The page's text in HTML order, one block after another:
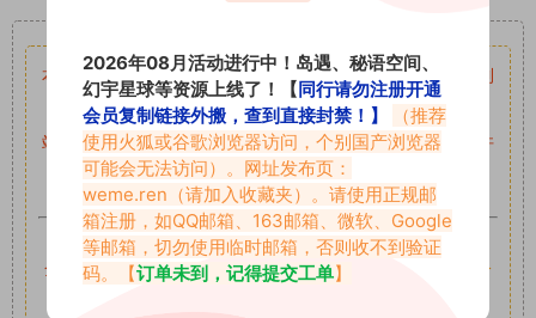
本站资源均来自网络分享，如有侵犯你的权益请私信留言
收到
留言后，我们会第一时间进行审核后删除。
站内资源为网友个人学习或测试研究使用，未经原版权作者许
可,禁止用于任何商业途径！请在下载24小时内删除！
如果遇到付费才可获取的素材，建议升级对应的VIP。
全站付费素材可提供补档服务“均有备份 ”，
素材以主流网盘分
2026年08月活动进行中！岛遇、秘语空间、
幻宇星球等资源上线了！【同行请勿注册开通
会员复制链接外搬，查到直接封禁！】
（推荐
使用火狐或谷歌浏览器访问，个别国产浏览器
可能会无法访问）。网址发布页：
weme.ren （请加入收藏夹）。请使用正规邮
箱注册，如QQ邮箱、163邮箱、微软、Google
等邮箱，切勿使用临时邮箱，否则收不到验证
码。【订单未到，记得提交工单】